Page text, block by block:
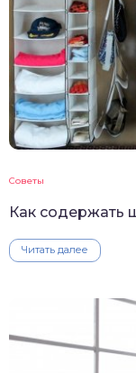
Советы
Как содержать
Читать далее